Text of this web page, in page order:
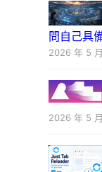
問自己具
2026 年 5
2026 年 5